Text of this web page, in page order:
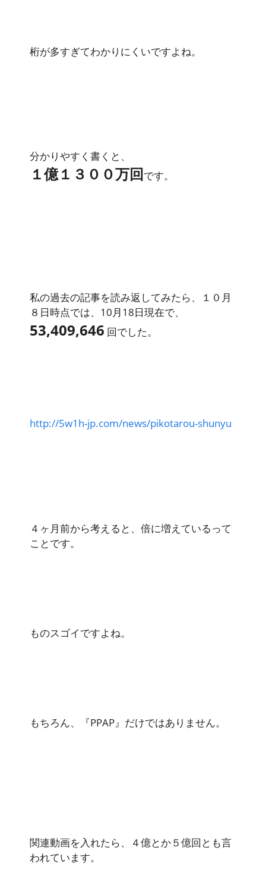
桁が多すぎてわかりにくいですよね。
分かりやすく書くと、
１億１３００万回です。
私の過去の記事を読み返してみたら、１０月
８日時点では、10月18日現在で、
53,409,646 回でした。
http://5w1h-jp.com/news/pikotarou-shunyu
４ヶ月前から考えると、倍に増えているって
ことです。
ものスゴイですよね。
もちろん、『PPAP』だけではありません。
関連動画を入れたら、４億とか５億回とも言
われています。